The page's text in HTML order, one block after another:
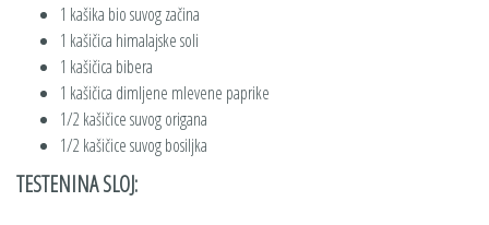
1 kašika bio suvog začina
1 kašičica himalajske soli
1 kašičica bibera
1 kašičica dimljene mlevene paprike
1/2 kašičice suvog origana
1/2 kašičice suvog bosiljka
TESTENINA SLOJ: